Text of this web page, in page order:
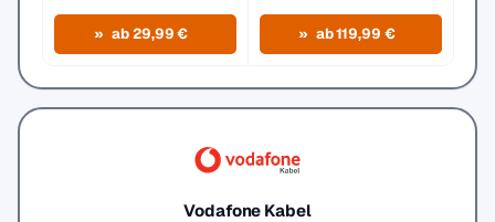
ab 29,99 € ab 119,99 €
Vodafone Kabel